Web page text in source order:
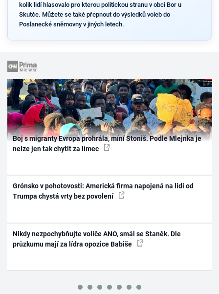
kolik lidí hlasovalo pro kterou politickou stranu v obci Bor u
Skutče. Můžete se také přepnout do výsledků voleb do
Poslanecké sněmovny v jiných letech.
Boj s migranty Evropa prohrála, míní Stoniš. Podle Mlejnka je
nelze jen tak chytit za límec
Grónsko v pohotovosti: Americká firma napojená na lidi od
Trumpa chystá vrty bez povolení
Nikdy nezpochybňujte voliče ANO, smál se Staněk. Dle
průzkumu mají za lídra opozice Babiše